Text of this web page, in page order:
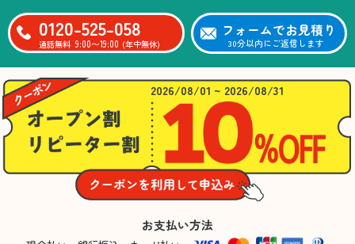
0120-525-058
通話無料 9:00〜19:00 (年中無休)
フォームでお見積り
30分以内にご返信します
2026/08/01 ~ 2026/08/31
お支払い方法